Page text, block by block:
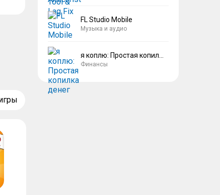
FL Studio Mobile
Музыка и аудио
Финансы